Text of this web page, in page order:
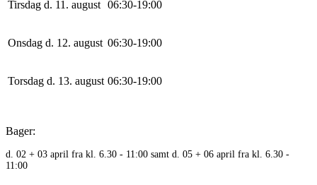
Tirsdag d. 11. august 06:30-19:00
Onsdag d. 12. august 06:30-19:00
Torsdag d. 13. august 06:30-19:00
Bager:
d. 02 + 03 april fra kl. 6.30 - 11:00 samt d. 05 + 06 april fra kl. 6.30 -
11:00